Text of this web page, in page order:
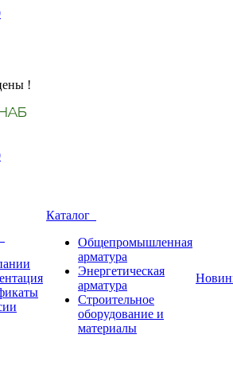
!
Каталог
Общепромышленная
арматура
Энергетическая
арматура
Строительное
оборудование и
материалы